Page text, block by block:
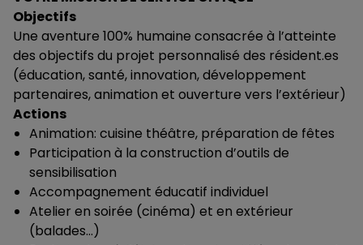
Objectifs
Une aventure 100% humaine consacrée à l’atteinte
des objectifs du projet personnalisé des résident.es
(éducation, santé, innovation, développement
partenaires, animation et ouverture vers l’extérieur)
Actions
Animation: cuisine théâtre, préparation de fêtes
Participation à la construction d’outils de
sensibilisation
Accompagnement éducatif individuel
Atelier en soirée (cinéma) et en extérieur
(balades…)